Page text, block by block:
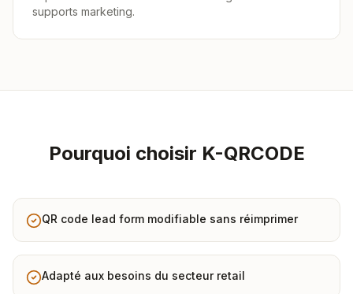
supports marketing.
Pourquoi choisir K-QRCODE
QR code lead form modifiable sans réimprimer
Adapté aux besoins du secteur retail